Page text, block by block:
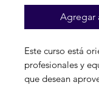
Agregar
Este curso está
profesionales y
que desean